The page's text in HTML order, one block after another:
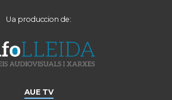
Ua produccion de:
AUE TV